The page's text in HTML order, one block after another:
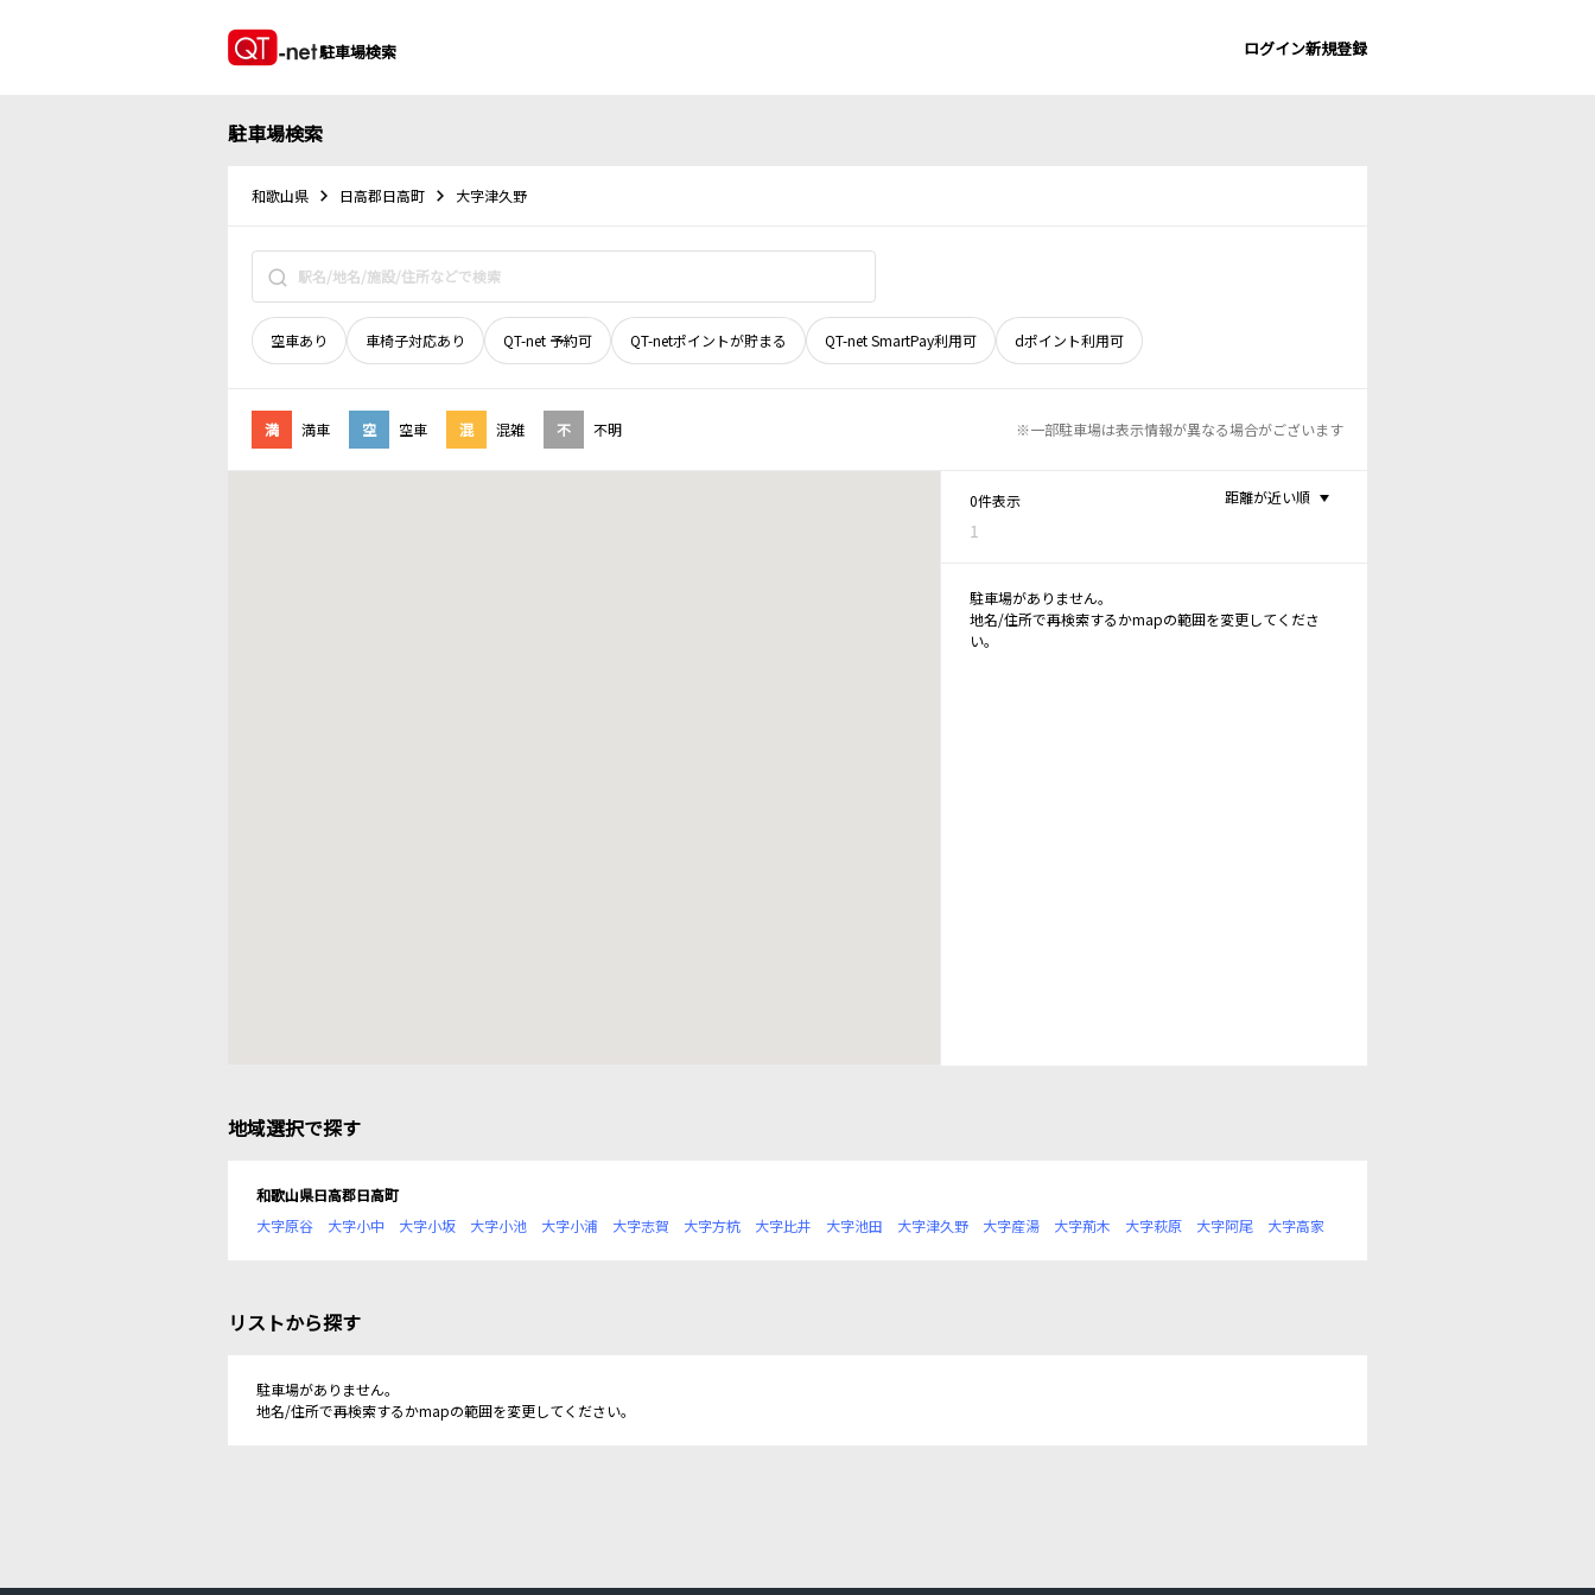
駐車場検索 ログイン新規登録
駐車場検索
和歌山県 日高郡日高町 大字津久野
空車あり 車椅子対応あり QT-net 予約可 QT-netポイントが貯まる QT-net SmartPay利用可 dポイント利用可
満 満車 空 空車 混 混雑 不 不明 ※一部駐車場は表示情報が異なる場合がございます
0件表示
1
距離が近い順
駐車場がありません。
地名/住所で再検索するかmapの範囲を変更してくださ
い。
地域選択で探す
和歌山県日高郡日高町
大字原谷
大字小中 大字小坂 大字小池 大字小浦 大字志賀 大字方杭 大字比井 大字池田 大字津久野 大字産湯 大字荊木 大字萩原 大字阿尾 大字高家
リストから探す
駐車場がありません。
地名/住所で再検索するかmapの範囲を変更してください。